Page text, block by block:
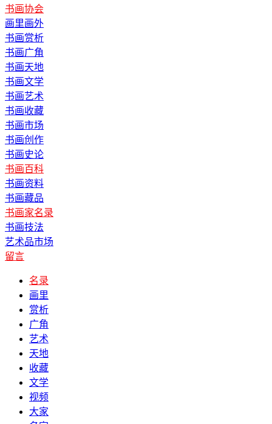
书画协会
画里画外
书画赏析
书画广角
书画天地
书画文学
书画艺术
书画收藏
书画市场
书画创作
书画史论
书画百科
书画资料
书画藏品
书画家名录
书画技法
艺术品市场
留言
名录
画里
赏析
广角
艺术
天地
收藏
文学
视频
大家